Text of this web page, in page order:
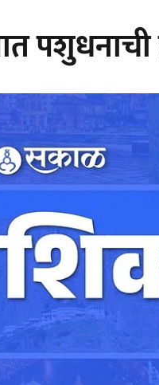
पशुधनाची